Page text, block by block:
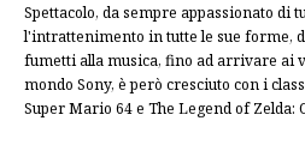
Spettacolo, da sempre appassionato di
l'intrattenimento in tutte le sue forme,
fumetti alla musica, fino ad arrivare ai
mondo Sony, è però cresciuto con i
Super Mario 64 e The Legend of Zelda: